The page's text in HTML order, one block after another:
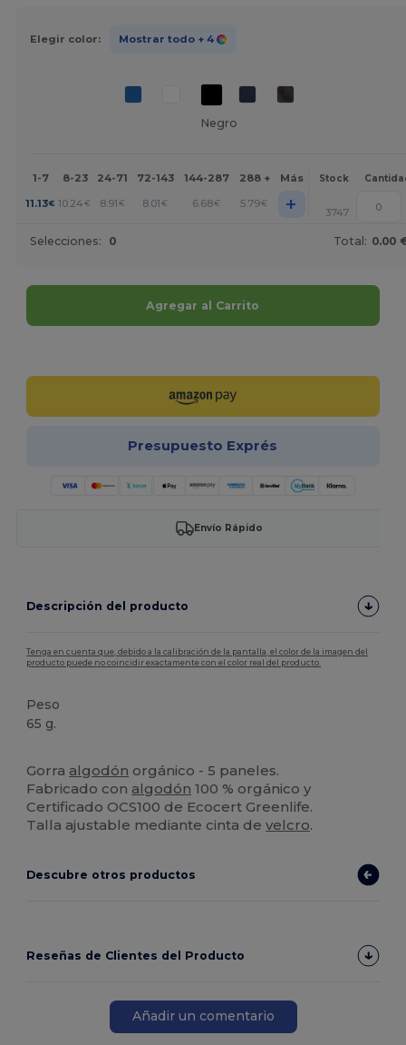
Elegir color: Mostrar todo + 4
Negro
1-7 8-23 24-71 72-143 144-287 288 + Más Stock
11.13€ 10.24 € 8.91€ 8.01 € 6.68€ 5.79€ + 3747
Selecciones: 0 Total: 0.00
Agregar al Carrito
Presupuesto Exprés
Envío Rápido
Descripción del producto
Tenga en cuenta que, debido a la calibración de la pantalla, el color de la imagen del
producto puede no coincidir exactamente con el color real del producto.
Peso
65 g.
Gorra algodón orgánico - 5 paneles.
Fabricado con algodón 100 % orgánico y
Certificado OCS100 de Ecocert Greenlife.
Talla ajustable mediante cinta develcro.
Descubre otros productos
Reseñas de Clientes del Producto
Añadir un comentario